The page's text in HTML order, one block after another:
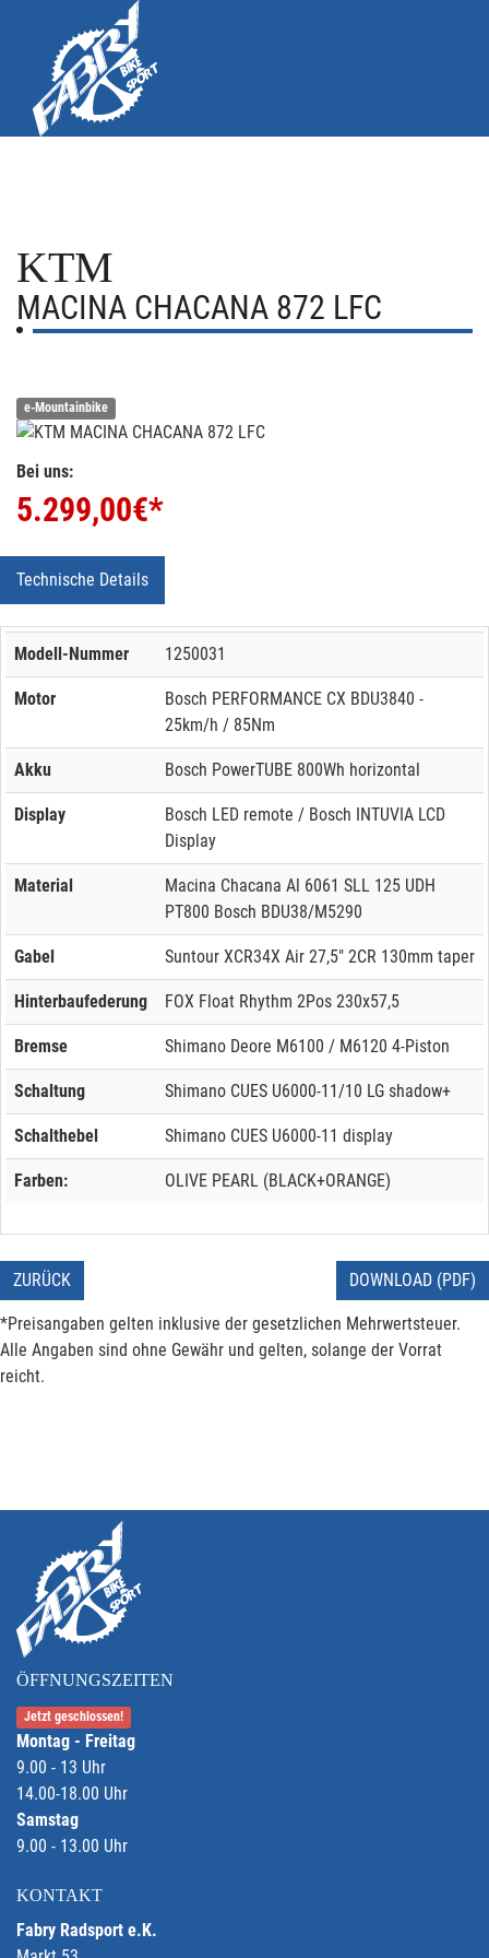
KTM
MACINA CHACANA 872 LFC
e-Mountainbike
Bei uns:
5.299,00€*
Technische Details
Modell-Nummer 1250031
Motor
Bosch PERFORMANCE CX BDU3840 -
25km/h / 85Nm
Akku Bosch PowerTUBE 800Wh horizontal
Display
Bosch LED remote / Bosch INTUVIA LCD
Display
Material
Macina Chacana Al 6061 SLL 125 UDH
PT800 Bosch BDU38/M5290
Gabel Suntour XCR34X Air 27,5" 2CR 130mm taper
Hinterbaufederung FOX Float Rhythm 2Pos 230x57,5
Bremse Shimano Deore M6100 / M6120 4-Piston
Schaltung Shimano CUES U6000-11/10 LG shadow+
Schalthebel Shimano CUES U6000-11 display
Farben: OLIVE PEARL (BLACK+ORANGE)
ZURÜCK DOWNLOAD (PDF)
*Preisangaben gelten inklusive der gesetzlichen Mehrwertsteuer.
Alle Angaben sind ohne Gewähr und gelten, solange der Vorrat
reicht.
ÖFFNUNGSZEITEN
Jetzt geschlossen!
Montag - Freitag
9.00 - 13 Uhr
14.00-18.00 Uhr
Samstag
9.00 - 13.00 Uhr
KONTAKT
Fabry Radsport e.K.